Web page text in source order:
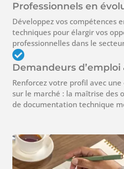
Professionnels en
Développez vos compétences
techniques pour élargir vos
professionnelles dans le
Demandeurs d’emploi
Renforcez votre profil avec
sur le marché : la maîtrise des
de documentation technique